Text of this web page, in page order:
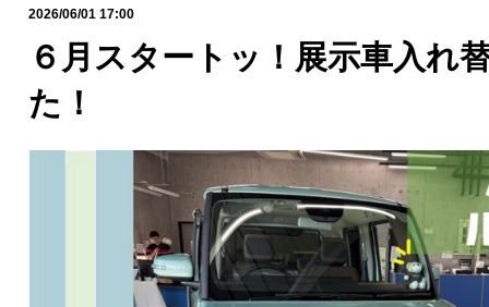
2026/06/01 17:00
６月スタートッ！展示車入れ
た！